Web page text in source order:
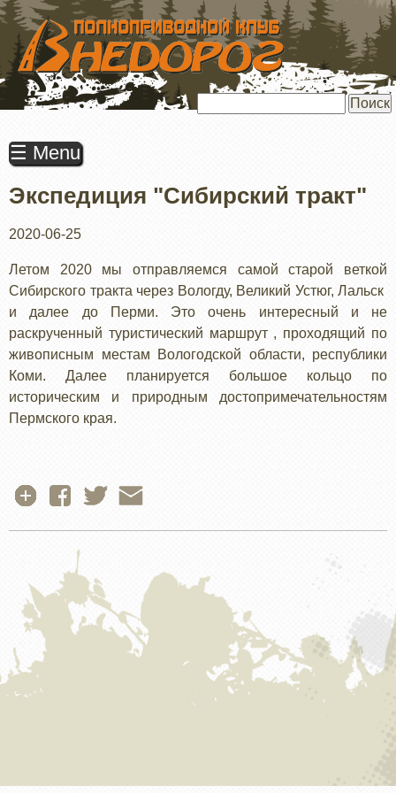
ПЕРЕЙТИ
ОСНОВНОМУ
СОДЕРЖАНИЮ
☰ Menu
Экспедиция "Сибирский тракт"
2020-06-25
Летом 2020 мы отправляемся самой старой веткой
Сибирского тракта через Вологду, Великий Устюг, Лальск
и далее до Перми. Это очень интересный и не
раскрученный туристический маршрут , проходящий по
живописным местам Вологодской области, республики
Коми. Далее планируется большое кольцо по
историческим и природным достопримечательностям
Пермского края.